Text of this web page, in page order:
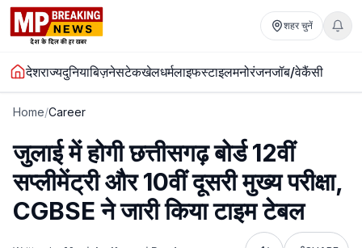
शहर चुनें
देशराज्यदुनियाबिज़नेसटेकखेलधर्मलाइफस्टाइलमनोरंजनजॉब/वेकैंसी
Home/Career
जुलाई में होगी छत्तीसगढ़ बोर्ड 12वीं
सप्लीमेंट्री और 10वीं दूसरी मुख्य परीक्षा,
CGBSE ने जारी किया टाइम टेबल